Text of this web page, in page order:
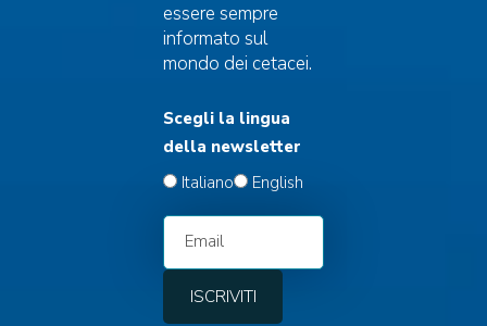
Clip 6. Una cartina per seguire le
segnalazioni diPinna nobilis
essere sempre
informato sul
mondo dei cetacei.
Scegli la lingua
della newsletter
Italiano
English